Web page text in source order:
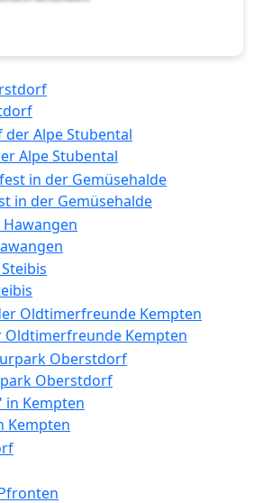
Alpe Stubental
in der Gemüsehalde
Oldtimerfreunde Kempten
Oberstdorf
Kempten